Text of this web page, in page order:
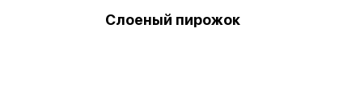
Слоеный пирожок